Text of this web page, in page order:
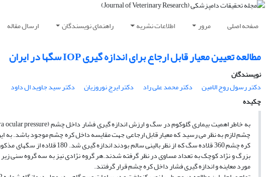
صفحه اصلی مرور اطلاعات نشریه راهنمای نویسندگان ارسال مقاله
مطالعه تعیین معیار قابل ارجاع برای اندازه گیری IOP سگها در ایران
نویسندگان
دکتر رسول روح الامین
دکتر محمد علی راد دکتر ایرج نوروزیان
دکتر سید جاوید ال داود
چکیده
مورد معاینه و اندازه گیری فشار داخل کره چشم قرار گرفتند.